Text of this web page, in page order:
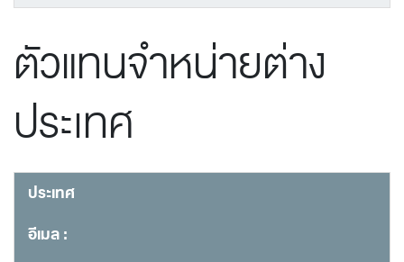
ตัวแทนจำหน่ายต่าง
ประเทศ
ประเทศ
อีเมล :